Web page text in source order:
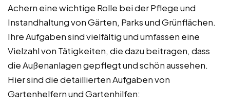
Achern eine wichtige Rolle bei der Pflege und
Instandhaltung von Gärten, Parks und Grünflächen.
Ihre Aufgaben sind vielfältig und umfassen eine
Vielzahl von Tätigkeiten, die dazu beitragen, dass
die Außenanlagen gepflegt und schön aussehen.
Hier sind die detaillierten Aufgaben von
Gartenhelfern und Gartenhilfen: